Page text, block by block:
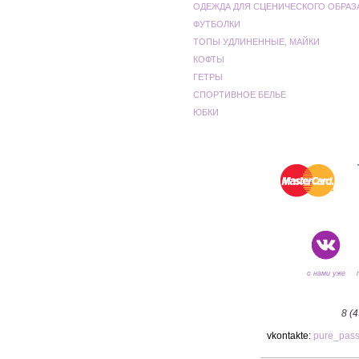
ОДЕЖДА ДЛЯ СЦЕНИЧЕСКОГО
ФУТБОЛКИ
ТОПЫ УДЛИНЕННЫЕ, МАЙКИ
КОФТЫ
ГЕТРЫ
СПОРТИВНОЕ БЕЛЬЕ
ЮБКИ
с нами уже
8
vkontakte: